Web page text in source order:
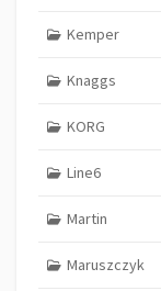
Kemper
Knaggs
KORG
Line6
Martin
Maruszczyk